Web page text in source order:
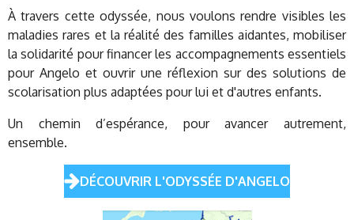
À travers cette odyssée, nous voulons rendre visibles les
maladies rares et la réalité des familles aidantes, mobiliser
la solidarité pour financer les accompagnements essentiels
pour Angelo et ouvrir une réflexion sur des solutions de
scolarisation plus adaptées pour lui et d'autres enfants.
Un chemin d’espérance, pour avancer autrement,
ensemble.
DÉCOUVRIR L'ODYSSÉE D'ANGELO